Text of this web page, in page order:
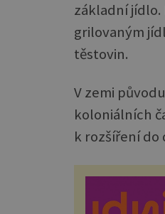
základní
grilovaným
těstovin.
V zemi
koloniálních
k rozšíření do